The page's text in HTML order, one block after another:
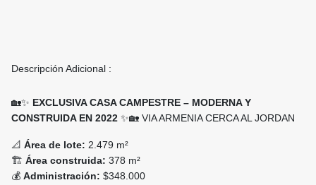
Descripción Adicional :
🏡✨ EXCLUSIVA CASA CAMPESTRE – MODERNA Y
CONSTRUIDA EN 2022 ✨🏡 VIA ARMENIA CERCA AL JORDAN
📐 Área de lote: 2.479 m²
🏗️ Área construida: 378 m²
💰 Administración: $348.000